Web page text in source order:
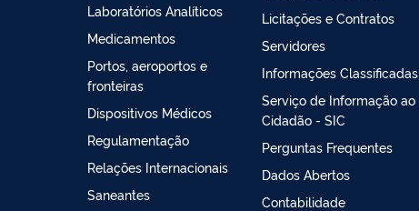
Laboratórios Analíticos
Medicamentos
Portos, aeroportos e
fronteiras
Dispositivos Médicos
Regulamentação
Relações Internacionais
Saneantes
Licitações e Contratos
Servidores
Informações Classificadas
Serviço de Informação ao
Cidadão - SIC
Perguntas Frequentes
Dados Abertos
Contabilidade